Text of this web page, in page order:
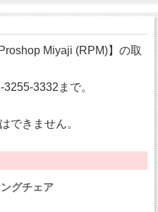
Miyaji (RPM)】の取
3332まで。
できません。
グチェア